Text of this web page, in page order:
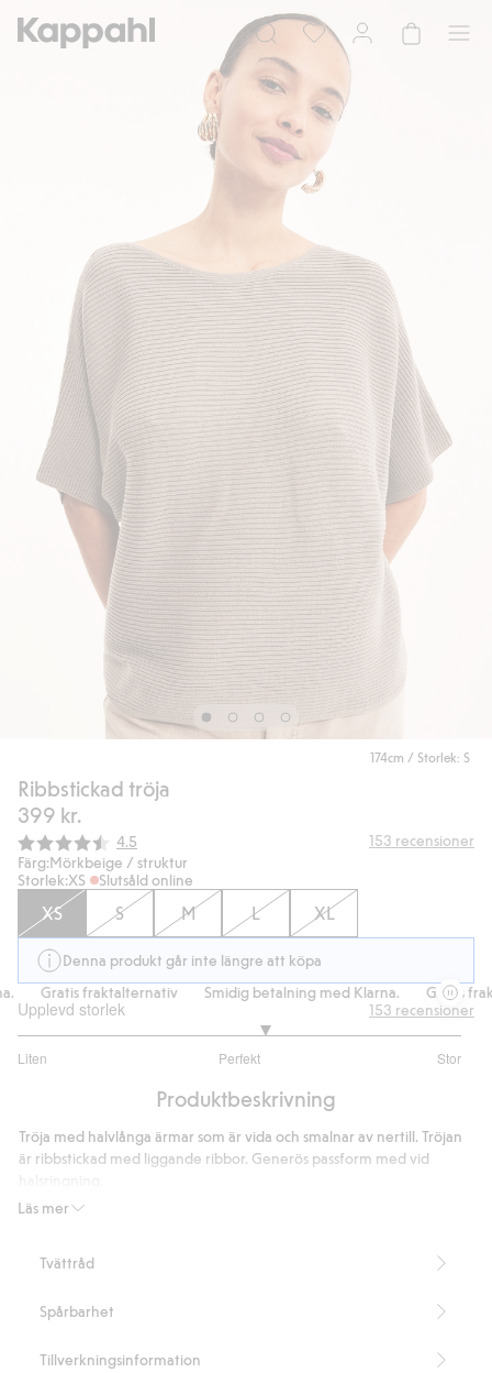
174cm / Storlek: S
Ribbstickad tröja
399 kr.
Snittbetyg:
4.5 153 recensioner
Färg:Mörkbeige / struktur
Storlek:XS Slutsåld online
XS S M L XL
Denna produkt går inte längre att köpa
Gratis fraktalternativ Smidig betalning med Klarna. Gratis
Upplevd storlek
Liten Perfekt Stor
utav
126
betyg
153 recensioner
Produktbeskrivning
Läs mer
Tröja med halvlånga ärmar som är vida och smalnar av nertill. Tröjan
är ribbstickad med liggande ribbor. Generös passform med vid
Längd 45 cm i storlek S
Tvättråd
Spårbarhet
Tillverkningsinformation